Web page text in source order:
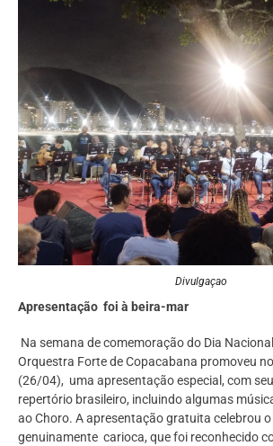
Divulgaçao
Apresentação foi à beira-mar
Na semana de comemoração do Dia
Orquestra Forte de Copacabana promoveu
(26/04), uma apresentação especial, com
repertório brasileiro, incluindo algumas
ao Choro. A apresentação gratuita celebrou
genuinamente carioca, que foi reconhecido